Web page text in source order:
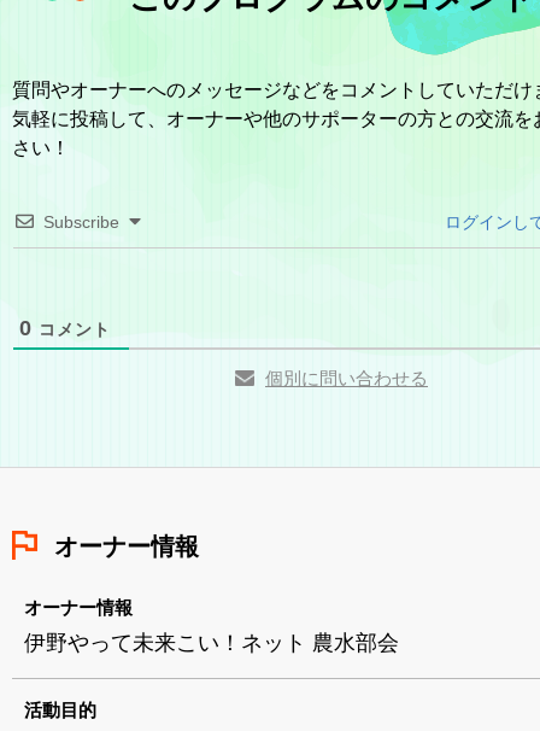
質問やオーナーへのメッセージなどをコメントしていただけ
気軽に投稿して、オーナーや他のサポーターの方との交流を
さい！
Subscribe ログインし
0 コメント
個別に問い合わせる
オーナー情報
オーナー情報
伊野やって未来こい！ネット 農水部会
活動目的